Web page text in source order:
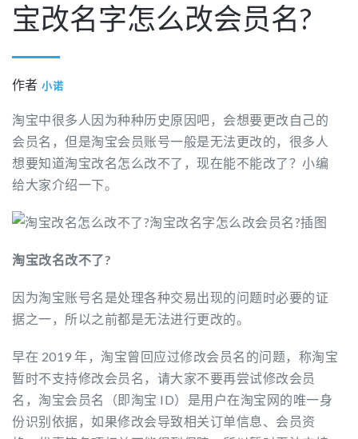
宝改名字怎么改会员名?
作者 小诺
淘宝中很多人因为种种历史原因吧，会想要更改自己的
会员名，但是淘宝会员账号一般是无法更改的，很多人
想要知道淘宝改名怎么改不了，现在能不能改了？小编
给大家介绍一下。
淘宝改名改不了?
因为淘宝账号名是处理各种交易出现的问题时必要的证
据之一，所以之前都是无法进行更改的。
早在 2019 年，淘宝曾回应过修改会员名的问题，称淘宝
暂时不支持修改会员名，请大家不要再尝试修改会员
名，淘宝会员名（即淘宝 ID）是用户在淘宝网的唯一身
份识别依据，如果修改会导致相关订单信息、会员资